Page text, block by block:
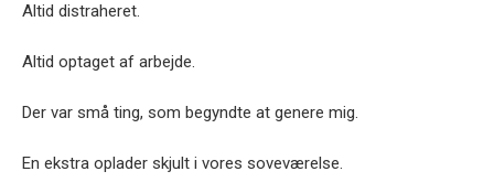
Altid distraheret.
Altid optaget af arbejde.
Der var små ting, som begyndte at genere mig.
En ekstra oplader skjult i vores soveværelse.